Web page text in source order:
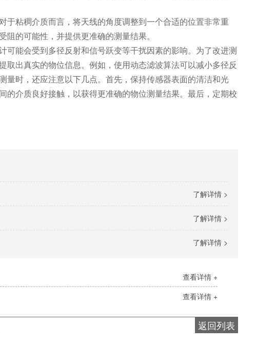
粘稠介质而言，将天线的角度调整到一个合适的位置非常重
的可能性，并提供更准确的测量结果。
能会受到多径反射和信号跃变等干扰因素的影响。为了改进测
出真实的物位信息。例如，使用动态滤波算法可以减小多径反
量时，还应注意以下几点。首先，保持传感器表面的清洁和光
介质良好接触，以获得更准确的物位测量结果。最后，定期校
了解详情 >
了解详情 >
了解详情 >
查看详情 +
查看详情 +
返回列表